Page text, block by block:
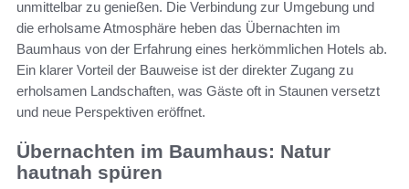
unmittelbar zu genießen. Die Verbindung zur Umgebung und
die erholsame Atmosphäre heben das Übernachten im
Baumhaus von der Erfahrung eines herkömmlichen Hotels ab.
Ein klarer Vorteil der Bauweise ist der direkter Zugang zu
erholsamen Landschaften, was Gäste oft in Staunen versetzt
und neue Perspektiven eröffnet.
Übernachten im Baumhaus: Natur
hautnah spüren